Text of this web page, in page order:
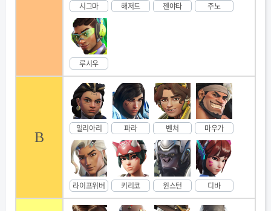
시그마 해저드 젠야타 주노
루시우
B
일리아리 파라 벤처 마우가
라이프위버 키리코 윈스턴 디바